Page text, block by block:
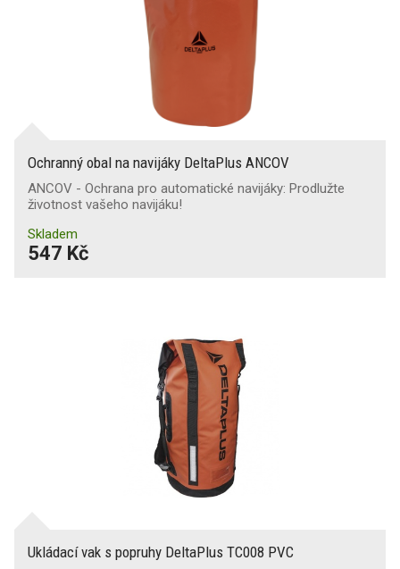
Ochranný obal na navijáky DeltaPlus ANCOV
ANCOV - Ochrana pro automatické navijáky: Prodlužte
životnost vašeho navijáku!
Skladem
547 Kč
Ukládací vak s popruhy DeltaPlus TC008 PVC